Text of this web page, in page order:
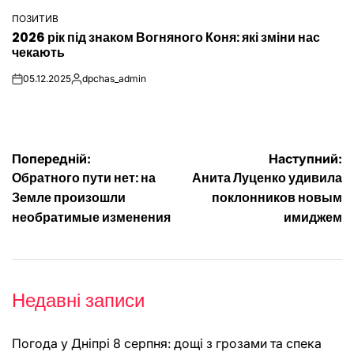
ОПУБЛІКУВАТИ
У
ПОЗИТИВ
2026 рік під знаком Вогняного Коня: які зміни нас
чекають
on05.12.2025Опубліковано
dpchas_admin
Навігація
записів
Попередній:
Обратного пути нет: на
Земле произошли
необратимые изменения
Наступний:
Анита Луценко удивила
поклонников новым
имиджем
Недавні записи
Погода у Дніпрі 8 серпня: дощі з грозами та спека